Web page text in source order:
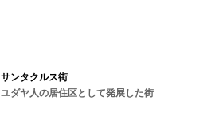
サンタクルス街
ユダヤ人の居住区として発展した街